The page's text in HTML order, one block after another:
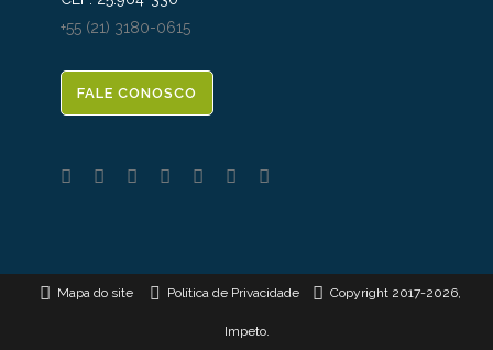
+55 (21) 3180-0615
FALE CONOSCO
Mapa do site Política de Privacidade Copyright 2017-2026,
Impeto.